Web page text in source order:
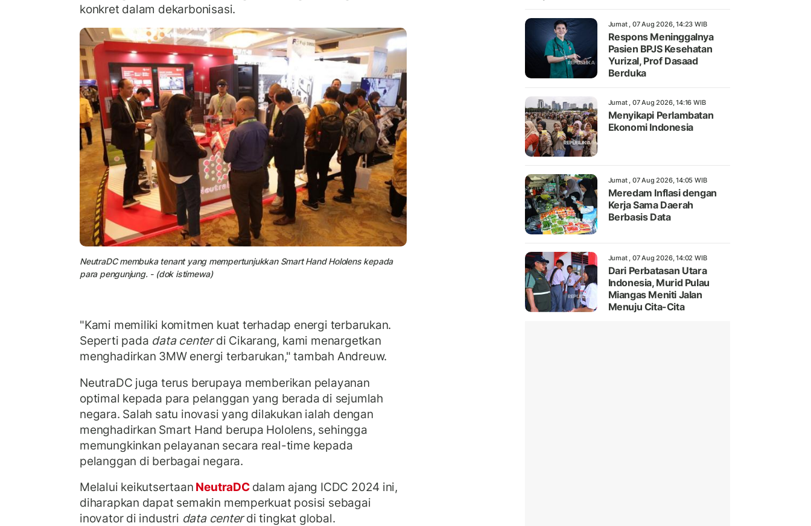
konkret dalam dekarbonisasi.
NeutraDC membuka tenant yang mempertunjukkan Smart HandHololens kepada
para pengunjung. - (dok istimewa)
"Kami memiliki komitmen kuat terhadap energi terbarukan.
Seperti pada data centerdi Cikarang, kami menargetkan
menghadirkan 3MW energi terbarukan," tambah Andreuw.
NeutraDC juga terus berupaya memberikan pelayanan
optimal kepada para pelanggan yang berada di sejumlah
negara. Salah satu inovasi yang dilakukan ialah dengan
menghadirkan Smart Hand berupa Hololens, sehingga
memungkinkan pelayanan secara real-time kepada
pelanggan di berbagai negara.
Melalui keikutsertaan NeutraDC dalam ajang ICDC 2024 ini,
diharapkan dapat semakin memperkuat posisi sebagai
inovator di industri data centerdi tingkat global.
Jumat , 07 Aug 2026, 14:23 WIB
Respons Meninggalnya
Pasien BPJS Kesehatan
Yurizal, Prof Dasaad
Berduka
Jumat , 07 Aug 2026, 14:16 WIB
Menyikapi Perlambatan
Ekonomi Indonesia
Jumat , 07 Aug 2026, 14:05 WIB
Meredam Inflasi dengan
Kerja Sama Daerah
Berbasis Data
Jumat , 07 Aug 2026, 14:02 WIB
Dari Perbatasan Utara
Indonesia, Murid Pulau
Miangas Meniti Jalan
Menuju Cita-Cita